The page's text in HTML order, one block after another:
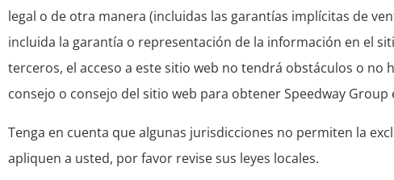
legal o de otra manera (incluidas las garantías implícitas de
incluida la garantía o representación de la información en el
terceros, el acceso a este sitio web no tendrá obstáculos o
consejo o consejo del sitio web para obtener Speedway
Tenga en cuenta que algunas jurisdicciones no permiten la
apliquen a usted, por favor revise sus leyes locales.